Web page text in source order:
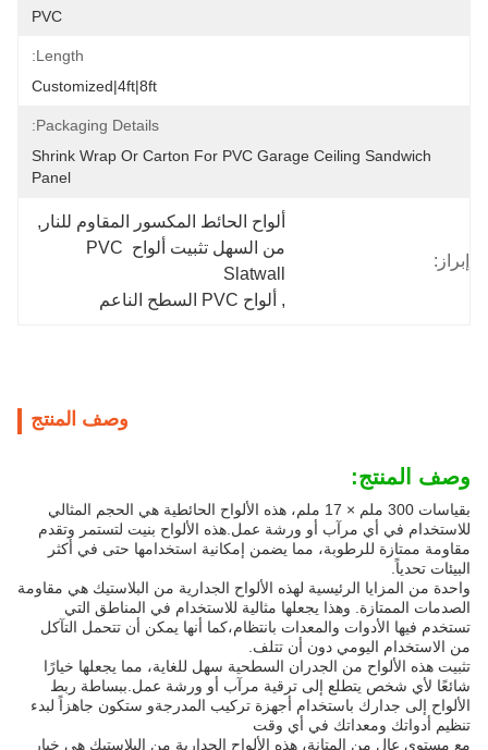
PVC
Length:
Customized|4ft|8ft
Packaging Details:
Shrink Wrap Or Carton For PVC Garage Ceiling Sandwich
Panel
إبراز:
ألواح الحائط المكسور المقاوم للنار,
من السهل تثبيت ألواح PVC
Slatwall
, ألواح PVC السطح الناعم
وصف المنتج
وصف المنتج:
بقياسات 300 ملم × 17 ملم، هذه الألواح الحائطية هي الحجم المثالي
للاستخدام في أي مرآب أو ورشة عمل.هذه الألواح بنيت لتستمر وتقدم
مقاومة ممتازة للرطوبة، مما يضمن إمكانية استخدامها حتى في أكثر
البيئات تحدياً.
واحدة من المزايا الرئيسية لهذه الألواح الجدارية من البلاستيك هي مقاومة
الصدمات الممتازة. وهذا يجعلها مثالية للاستخدام في المناطق التي
تستخدم فيها الأدوات والمعدات بانتظام،كما أنها يمكن أن تتحمل التآكل
من الاستخدام اليومي دون أن تتلف.
تثبيت هذه الألواح من الجدران السطحية سهل للغاية، مما يجعلها خيارًا
شائعًا لأي شخص يتطلع إلى ترقية مرآب أو ورشة عمل.ببساطة ربط
الألواح إلى جدارك باستخدام أجهزة تركيب المدرجةو ستكون جاهزاً لبدء
تنظيم أدواتك ومعداتك في أي وقت
مع مستوى عالٍ من المتانة، هذه الألواح الجدارية من البلاستيك هي خيار